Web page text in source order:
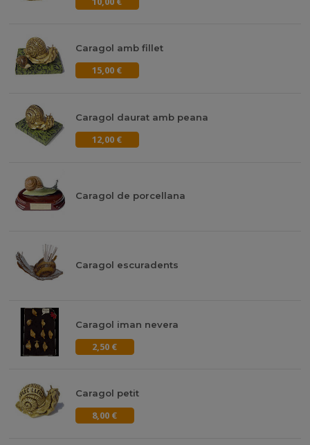
Caragol amb fillet
15,00 €
Caragol daurat amb peana
12,00 €
Caragol de porcellana
Caragol escuradents
Caragol iman nevera
2,50 €
Caragol petit
8,00 €